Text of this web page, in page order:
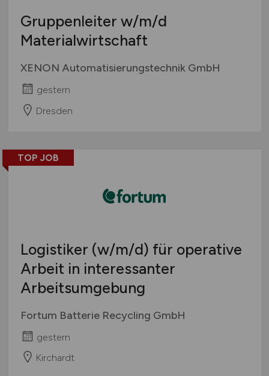
Gruppenleiter w/m/d
Materialwirtschaft
XENON Automatisierungstechnik GmbH
gestern
Dresden
TOP JOB
Logistiker (w/m/d) für operative
Arbeit in interessanter
Arbeitsumgebung
Fortum Batterie Recycling GmbH
gestern
Kirchardt